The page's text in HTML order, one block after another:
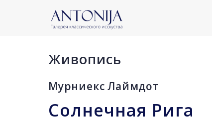
Живопись
Мурниекс Лаймдот
Солнечная Рига